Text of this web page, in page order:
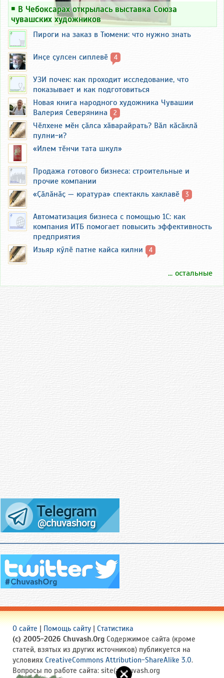
￭ В Чебоксарах открылась выставка Союза
чувашских художников
Пироги на заказ в Тюмени: что нужно знать
Инҫе ҫулсен сиплевӗ 4
УЗИ почек: как проходит исследование, что
показывает и как подготовиться
Новая книга народного художника Чувашии
Валерия Северянина
2
Чӗлхене мӗн ҫӑлса хӑварайрать? Вӑл кӑсӑклӑ
пулни-и?
«Илем тӗнчи тата шкул»
Продажа готового бизнеса: строительные и
прочие компании
«Ҫӑлӑнӑҫ — юратура» спектакль хаклавӗ
3
Автоматизация бизнеса с помощью 1С: как
компания ИТБ помогает повысить эффективность
предприятия
Изьяр кӳлӗ патне кайса килни
4
... остальные
О сайте Помощь сайту
Статистика
(c) 2005-2026 Chuvash.Org Содержимое сайта (кроме
статей, взятых из других источников) публикуется на
условиях CreativeCommons Attribution-ShareAlike 3.0.
Вопросы по работе сайта: site(a)chuvash.org